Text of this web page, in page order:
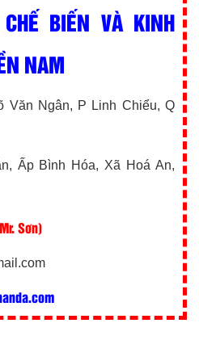
BIẾN VÀ KINH
NAM
Văn Ngân, P Linh Chiểu, Q
Ấp Bình Hóa, Xã Hoá An,
Sơn)